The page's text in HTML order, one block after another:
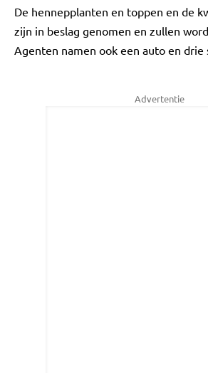
De hennepplanten en toppen en de
zijn in beslag genomen en zullen
Agenten namen ook een auto en drie
Advertentie